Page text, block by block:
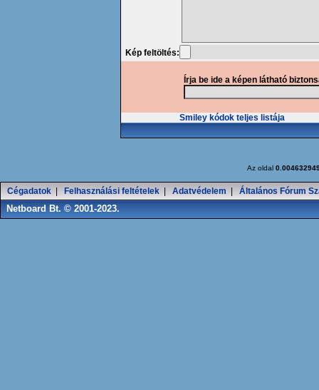
Kép feltöltés:
Írja be ide a képen látható
Smiley kódok teljes listája
Az oldal
Cégadatok Felhasználási feltételek Adatvédelem Általános Fórum
Netboard Bt. © 2001-2023.